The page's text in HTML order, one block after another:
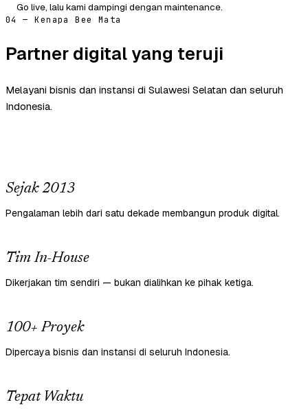
Go live, lalu kami dampingi dengan maintenance.
04 — Kenapa Bee Mata
Partner digital yang teruji
Melayani bisnis dan instansi di Sulawesi Selatan dan seluruh
Indonesia.
Sejak 2013
Pengalaman lebih dari satu dekade membangun produk digital.
Tim In-House
Dikerjakan tim sendiri — bukan dialihkan ke pihak ketiga.
100+ Proyek
Dipercaya bisnis dan instansi di seluruh Indonesia.
Tepat Waktu